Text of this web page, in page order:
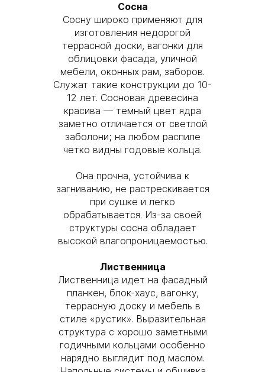
Сосна
Сосну широко применяют для
изготовления недорогой
террасной доски, вагонки для
облицовки фасада, уличной
мебели, оконных рам, заборов.
Служат такие конструкции до 10-
12 лет. Сосновая древесина
красива — темный цвет ядра
заметно отличается от светлой
заболони; на любом распиле
четко видны годовые кольца.
Она прочна, устойчива к
загниванию, не растрескивается
при сушке и легко
обрабатывается. Из-за своей
структуры сосна обладает
высокой влагопроницаемостью.
Лиственница
Лиственница идет на фасадный
планкен, блок-хаус, вагонку,
террасную доску и мебель в
стиле «рустик». Выразительная
структура с хорошо заметными
годичными кольцами особенно
нарядно выглядит под маслом.